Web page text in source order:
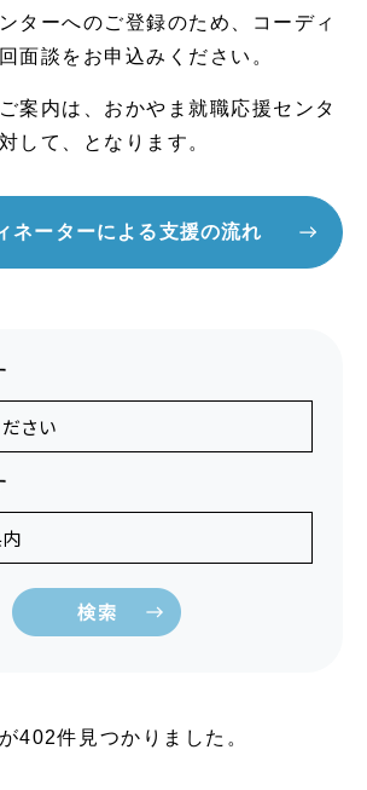
ターへのご登録のため、コーディ
面談をお申込みください。
案内は、おかやま就職応援センタ
して、となります。
ネーターによる支援の流れ
402件見つかりました。